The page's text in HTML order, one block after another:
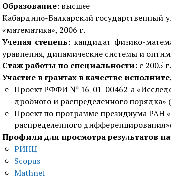
Образование: высшее
Кабардино-Балкарский государственный
«математика», 2006 г.
Ученая степень: кандидат физико-
уравнения, динамические системы и
Стаж работы по специальности:с 2005 г.
Участие в грантах в качестве
Проект РФФИ № 16-01-00462-а
дробного и распределенного порядка»
Проект по программе президиума РАН
распределенного
Профили для просмотра результатов
РИНЦ
Scopus
Mathnet